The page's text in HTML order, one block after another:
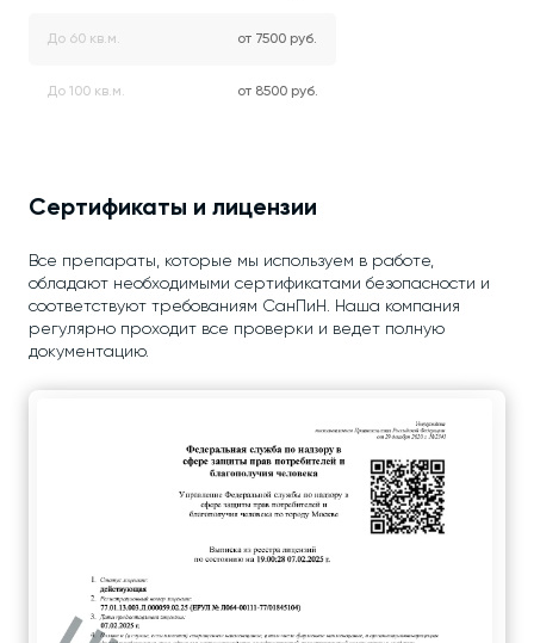
До 60 кв.м. от 7500 руб.
До 100 кв.м. от 8500 руб.
Сертификаты и лицензии
Все препараты, которые мы используем в работе,
обладают необходимыми сертификатами безопасности и
соответствуют требованиям СанПиН. Наша компания
регулярно проходит все проверки и ведет полную
документацию.